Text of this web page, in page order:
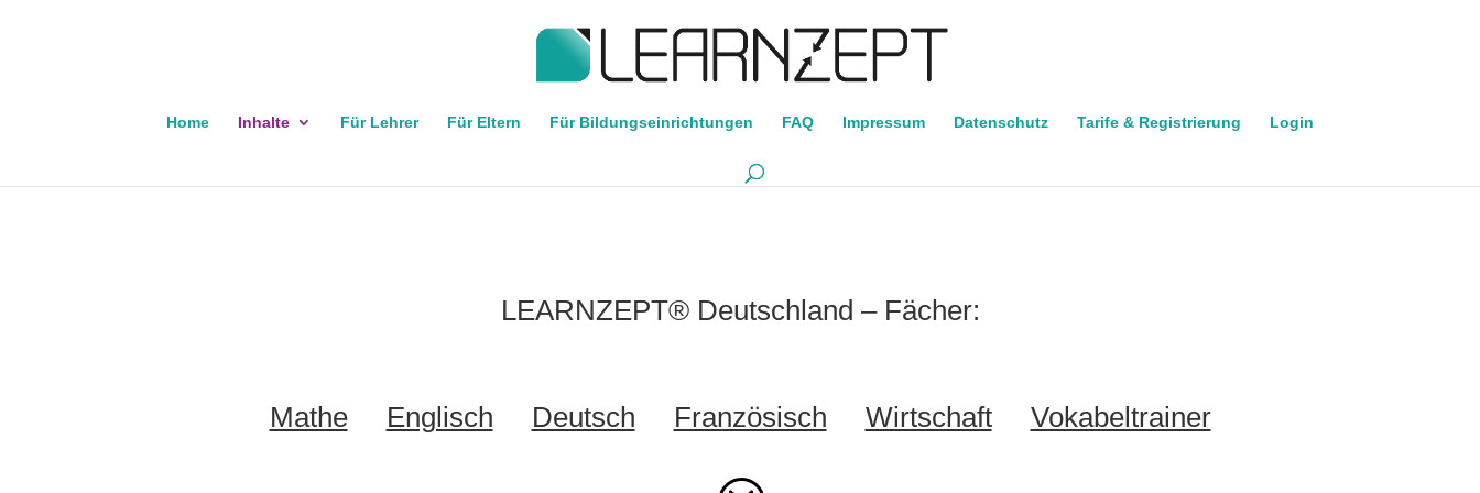
Home Inhalte Für Lehrer Für Eltern Für Bildungseinrichtungen FAQ Impressum Datenschutz Tarife & Registrierung Login
LEARNZEPT® Deutschland – Fächer:
Mathe Englisch Deutsch Französisch Wirtschaft Vokabeltrainer